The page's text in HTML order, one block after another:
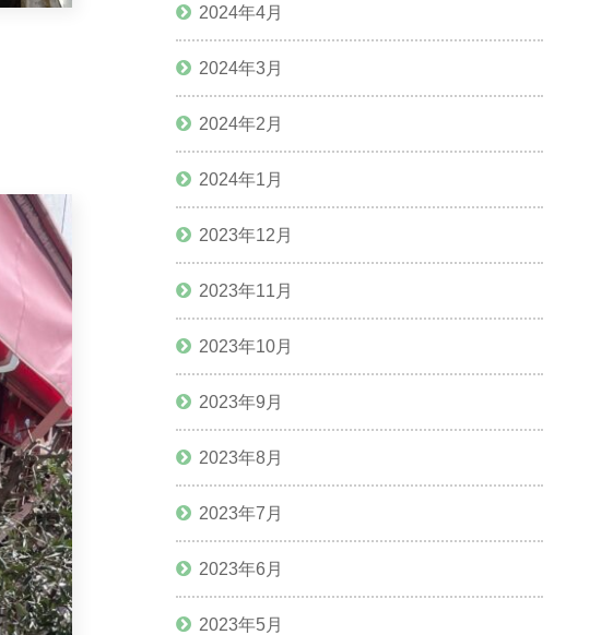
2024年4月
2024年3月
2024年2月
2024年1月
2023年12月
2023年11月
2023年10月
2023年9月
2023年8月
2023年7月
2023年6月
2023年5月